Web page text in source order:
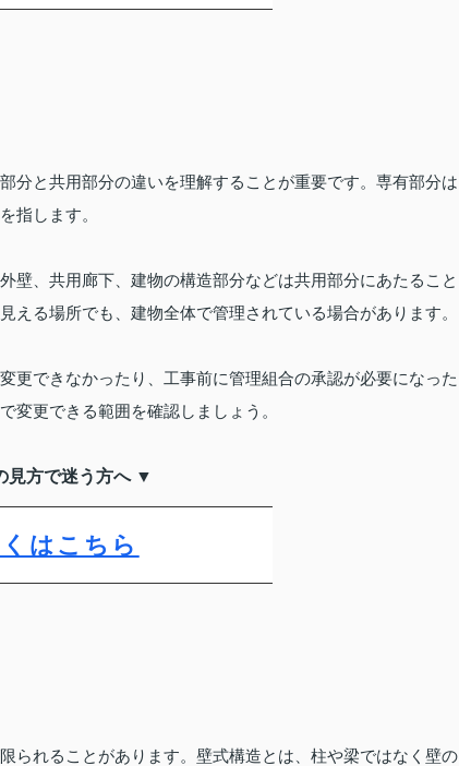
分と共用部分の違いを理解することが重要です。専有部分は
指します。
壁、共用廊下、建物の構造部分などは共用部分にあたること
える場所でも、建物全体で管理されている場合があります。
更できなかったり、工事前に管理組合の承認が必要になった
変更できる範囲を確認しましょう。
見方で迷う方へ ▼
はこちら
られることがあります。壁式構造とは、柱や梁ではなく壁の